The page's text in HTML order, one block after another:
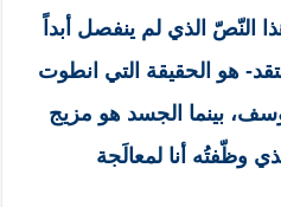
النّصّ الذي لم ينفصل أبداً
هو الحقيقة التي انطوت
بينما الجسد هو مزيج
وظّفتُه أنا لمعالَجة